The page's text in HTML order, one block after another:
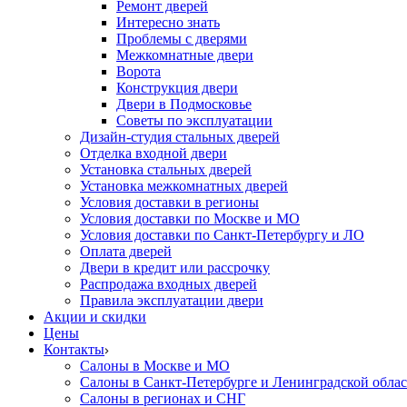
Ремонт дверей
Интересно знать
Проблемы с дверями
Межкомнатные двери
Ворота
Конструкция двери
Двери в Подмосковье
Cоветы по эксплуатации
Дизайн-студия стальных дверей
Отделка входной двери
Установка стальных дверей
Установка межкомнатных дверей
Условия доставки в регионы
Условия доставки по Москве и МО
Условия доставки по Санкт-Петербургу и ЛО
Оплата дверей
Двери в кредит или рассрочку
Распродажа входных дверей
Правила эксплуатации двери
Акции и скидки
Цены
Контакты
Салоны в Москве и МО
Салоны в Санкт-Петербурге и Ленинградской
Салоны в регионах и СНГ